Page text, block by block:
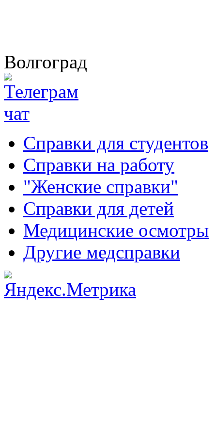
Волгоград
Справки для студентов
Справки на работу
"Женские справки"
Справки для детей
Медицинские осмотры
Другие медсправки